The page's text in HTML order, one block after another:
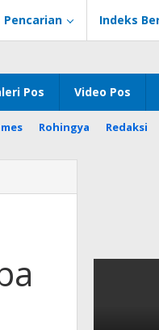
Pencarian Indeks
Pos Video Pos
Rohingya Redaksi